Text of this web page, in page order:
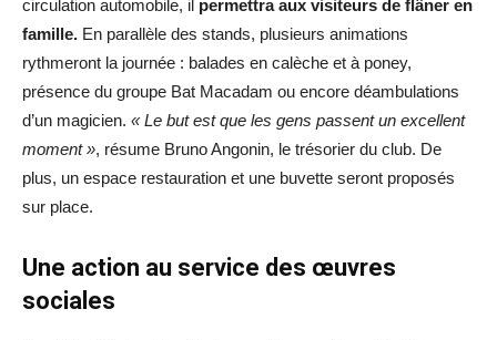
circulation automobile, il permettra aux visiteurs de flâner en
famille. En parallèle des stands, plusieurs animations
rythmeront la journée : balades en calèche et à poney,
présence du groupe Bat Macadam ou encore déambulations
d’un magicien. « Le but est que les gens passent un excellent
moment », résume Bruno Angonin, le trésorier du club. De
plus, un espace restauration et une buvette seront proposés
sur place.
Une action au service des œuvres
sociales